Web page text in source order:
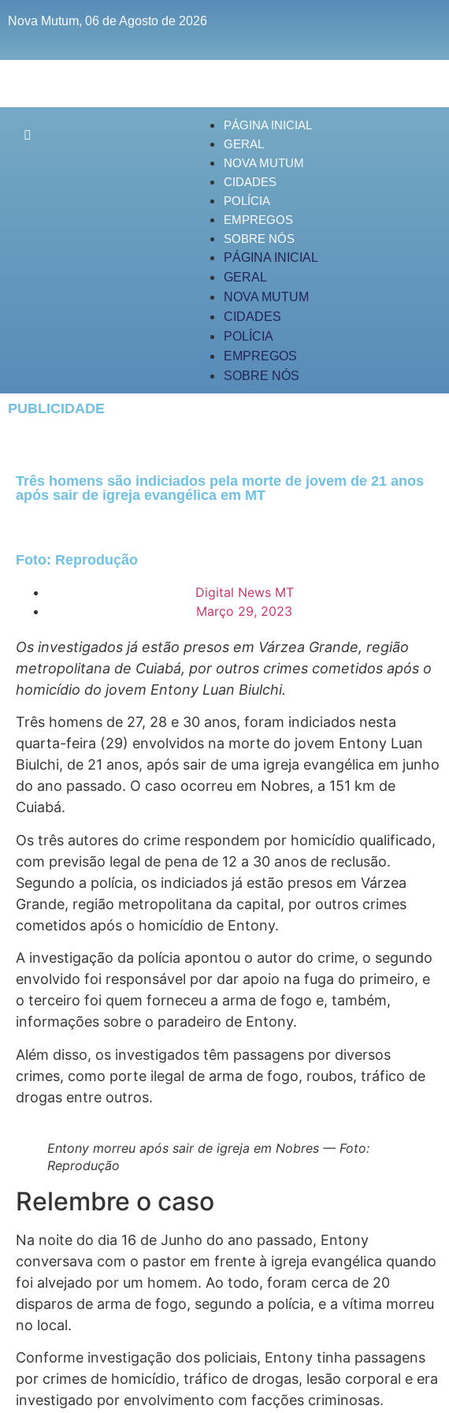
Nova Mutum, 06 de Agosto de 2026
PÁGINA INICIAL
GERAL
NOVA MUTUM
CIDADES
POLÍCIA
EMPREGOS
SOBRE NÓS
PÁGINA INICIAL
GERAL
NOVA MUTUM
CIDADES
POLÍCIA
EMPREGOS
SOBRE NÓS
PUBLICIDADE
Três homens são indiciados pela morte de jovem de 21 anos
após sair de igreja evangélica em MT
Foto: Reprodução
Digital News MT
Março 29, 2023
Os investigados já estão presos em Várzea Grande, região
metropolitana de Cuiabá, por outros crimes cometidos após o
homicídio do jovem Entony Luan Biulchi.
Três homens de 27, 28 e 30 anos, foram indiciados nesta
quarta-feira (29) envolvidos na morte do jovem Entony Luan
Biulchi, de 21 anos, após sair de uma igreja evangélica em junho
do ano passado. O caso ocorreu em Nobres, a 151 km de
Cuiabá.
Os três autores do crime respondem por homicídio qualificado,
com previsão legal de pena de 12 a 30 anos de reclusão.
Segundo a polícia, os indiciados já estão presos em Várzea
Grande, região metropolitana da capital, por outros crimes
cometidos após o homicídio de Entony.
A investigação da polícia apontou o autor do crime, o segundo
envolvido foi responsável por dar apoio na fuga do primeiro, e
o terceiro foi quem forneceu a arma de fogo e, também,
informações sobre o paradeiro de Entony.
Além disso, os investigados têm passagens por diversos
crimes, como porte ilegal de arma de fogo, roubos, tráfico de
drogas entre outros.
Entony morreu após sair de igreja em Nobres — Foto:
Reprodução
Relembre o caso
Na noite do dia 16 de Junho do ano passado, Entony
conversava com o pastor em frente à igreja evangélica quando
foi alvejado por um homem. Ao todo, foram cerca de 20
disparos de arma de fogo, segundo a polícia, e a vítima morreu
no local.
Conforme investigação dos policiais, Entony tinha passagens
por crimes de homicídio, tráfico de drogas, lesão corporal e era
investigado por envolvimento com facções criminosas.